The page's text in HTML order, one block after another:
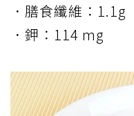
．膳食纖維：1.1g
．鉀：114 mg